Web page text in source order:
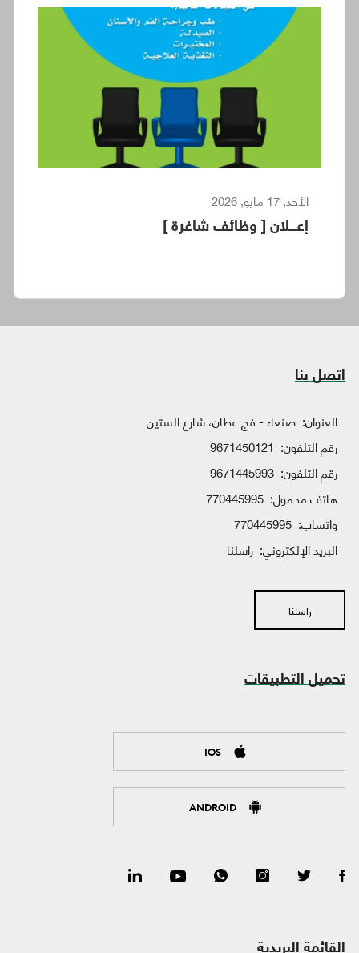
الأحد, 17 مايو, 2026
إعـــلان [ وظائف شاغرة ]
اتصل بنا
العنوان: صنعاء - فج عطان، شارع الستين
رقم التلفون: 9671450121
رقم التلفون: 9671445993
هاتف محمول: 770445995
واتساب:
البريد الإلكتروني: راسلنا
راسلنا
تحميل التطبيقات
IOS
ANDROID
القائمة البريدية